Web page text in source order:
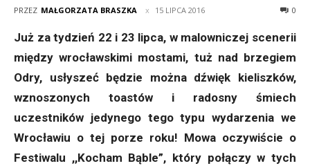
PRZEZ MAŁGORZATA BRASZKA 15 LIPCA 2016 0
Już za tydzień 22 i 23 lipca, w malowniczej scenerii
między wrocławskimi mostami, tuż nad brzegiem
Odry, usłyszeć będzie można dźwięk kieliszków,
wznoszonych toastów i radosny śmiech
uczestników jedynego tego typu wydarzenia we
Wrocławiu o tej porze roku! Mowa oczywiście o
Festiwalu ,,Kocham Bąble”, który połączy w tych